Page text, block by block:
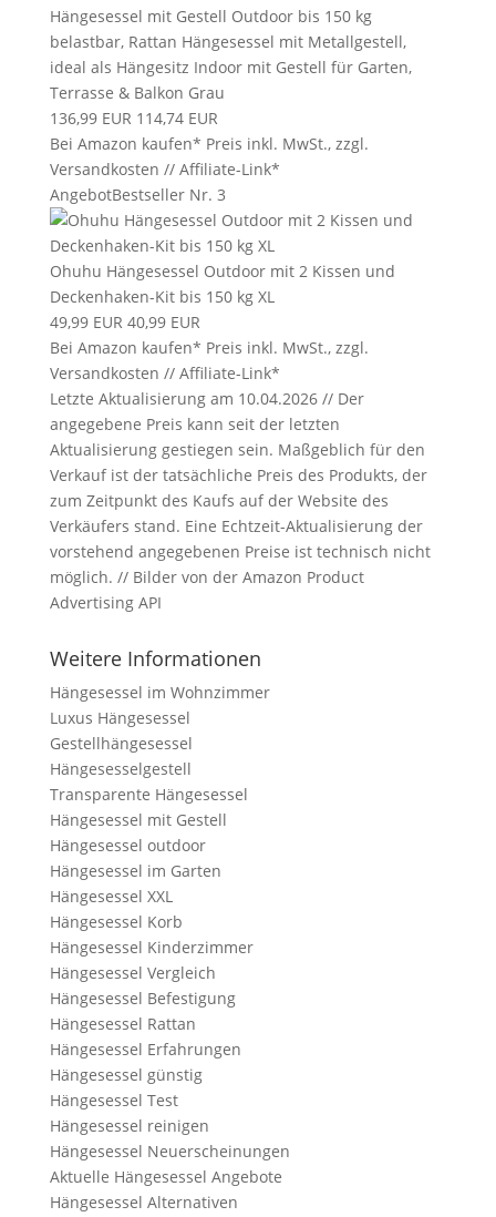
Hängesessel mit Gestell Outdoor bis 150 kg
belastbar, Rattan Hängesessel mit Metallgestell,
ideal als Hängesitz Indoor mit Gestell für Garten,
Terrasse & Balkon Grau
136,99 EUR 114,74 EUR
Bei Amazon kaufen* Preis inkl. MwSt., zzgl.
Versandkosten // Affiliate-Link*
AngebotBestseller Nr. 3
Ohuhu Hängesessel Outdoor mit 2 Kissen und
Deckenhaken-Kit bis 150 kg XL
49,99 EUR 40,99 EUR
Bei Amazon kaufen* Preis inkl. MwSt., zzgl.
Versandkosten // Affiliate-Link*
Letzte Aktualisierung am 10.04.2026 // Der
angegebene Preis kann seit der letzten
Aktualisierung gestiegen sein. Maßgeblich für den
Verkauf ist der tatsächliche Preis des Produkts, der
zum Zeitpunkt des Kaufs auf der Website des
Verkäufers stand. Eine Echtzeit-Aktualisierung der
vorstehend angegebenen Preise ist technisch nicht
möglich. // Bilder von der Amazon Product
Advertising API
Weitere Informationen
Hängesessel im Wohnzimmer
Luxus Hängesessel
Gestellhängesessel
Hängesesselgestell
Transparente Hängesessel
Hängesessel mit Gestell
Hängesessel outdoor
Hängesessel im Garten
Hängesessel XXL
Hängesessel Korb
Hängesessel Kinderzimmer
Hängesessel Vergleich
Hängesessel Befestigung
Hängesessel Rattan
Hängesessel Erfahrungen
Hängesessel günstig
Hängesessel Test
Hängesessel reinigen
Hängesessel Neuerscheinungen
Aktuelle Hängesessel Angebote
Hängesessel Alternativen